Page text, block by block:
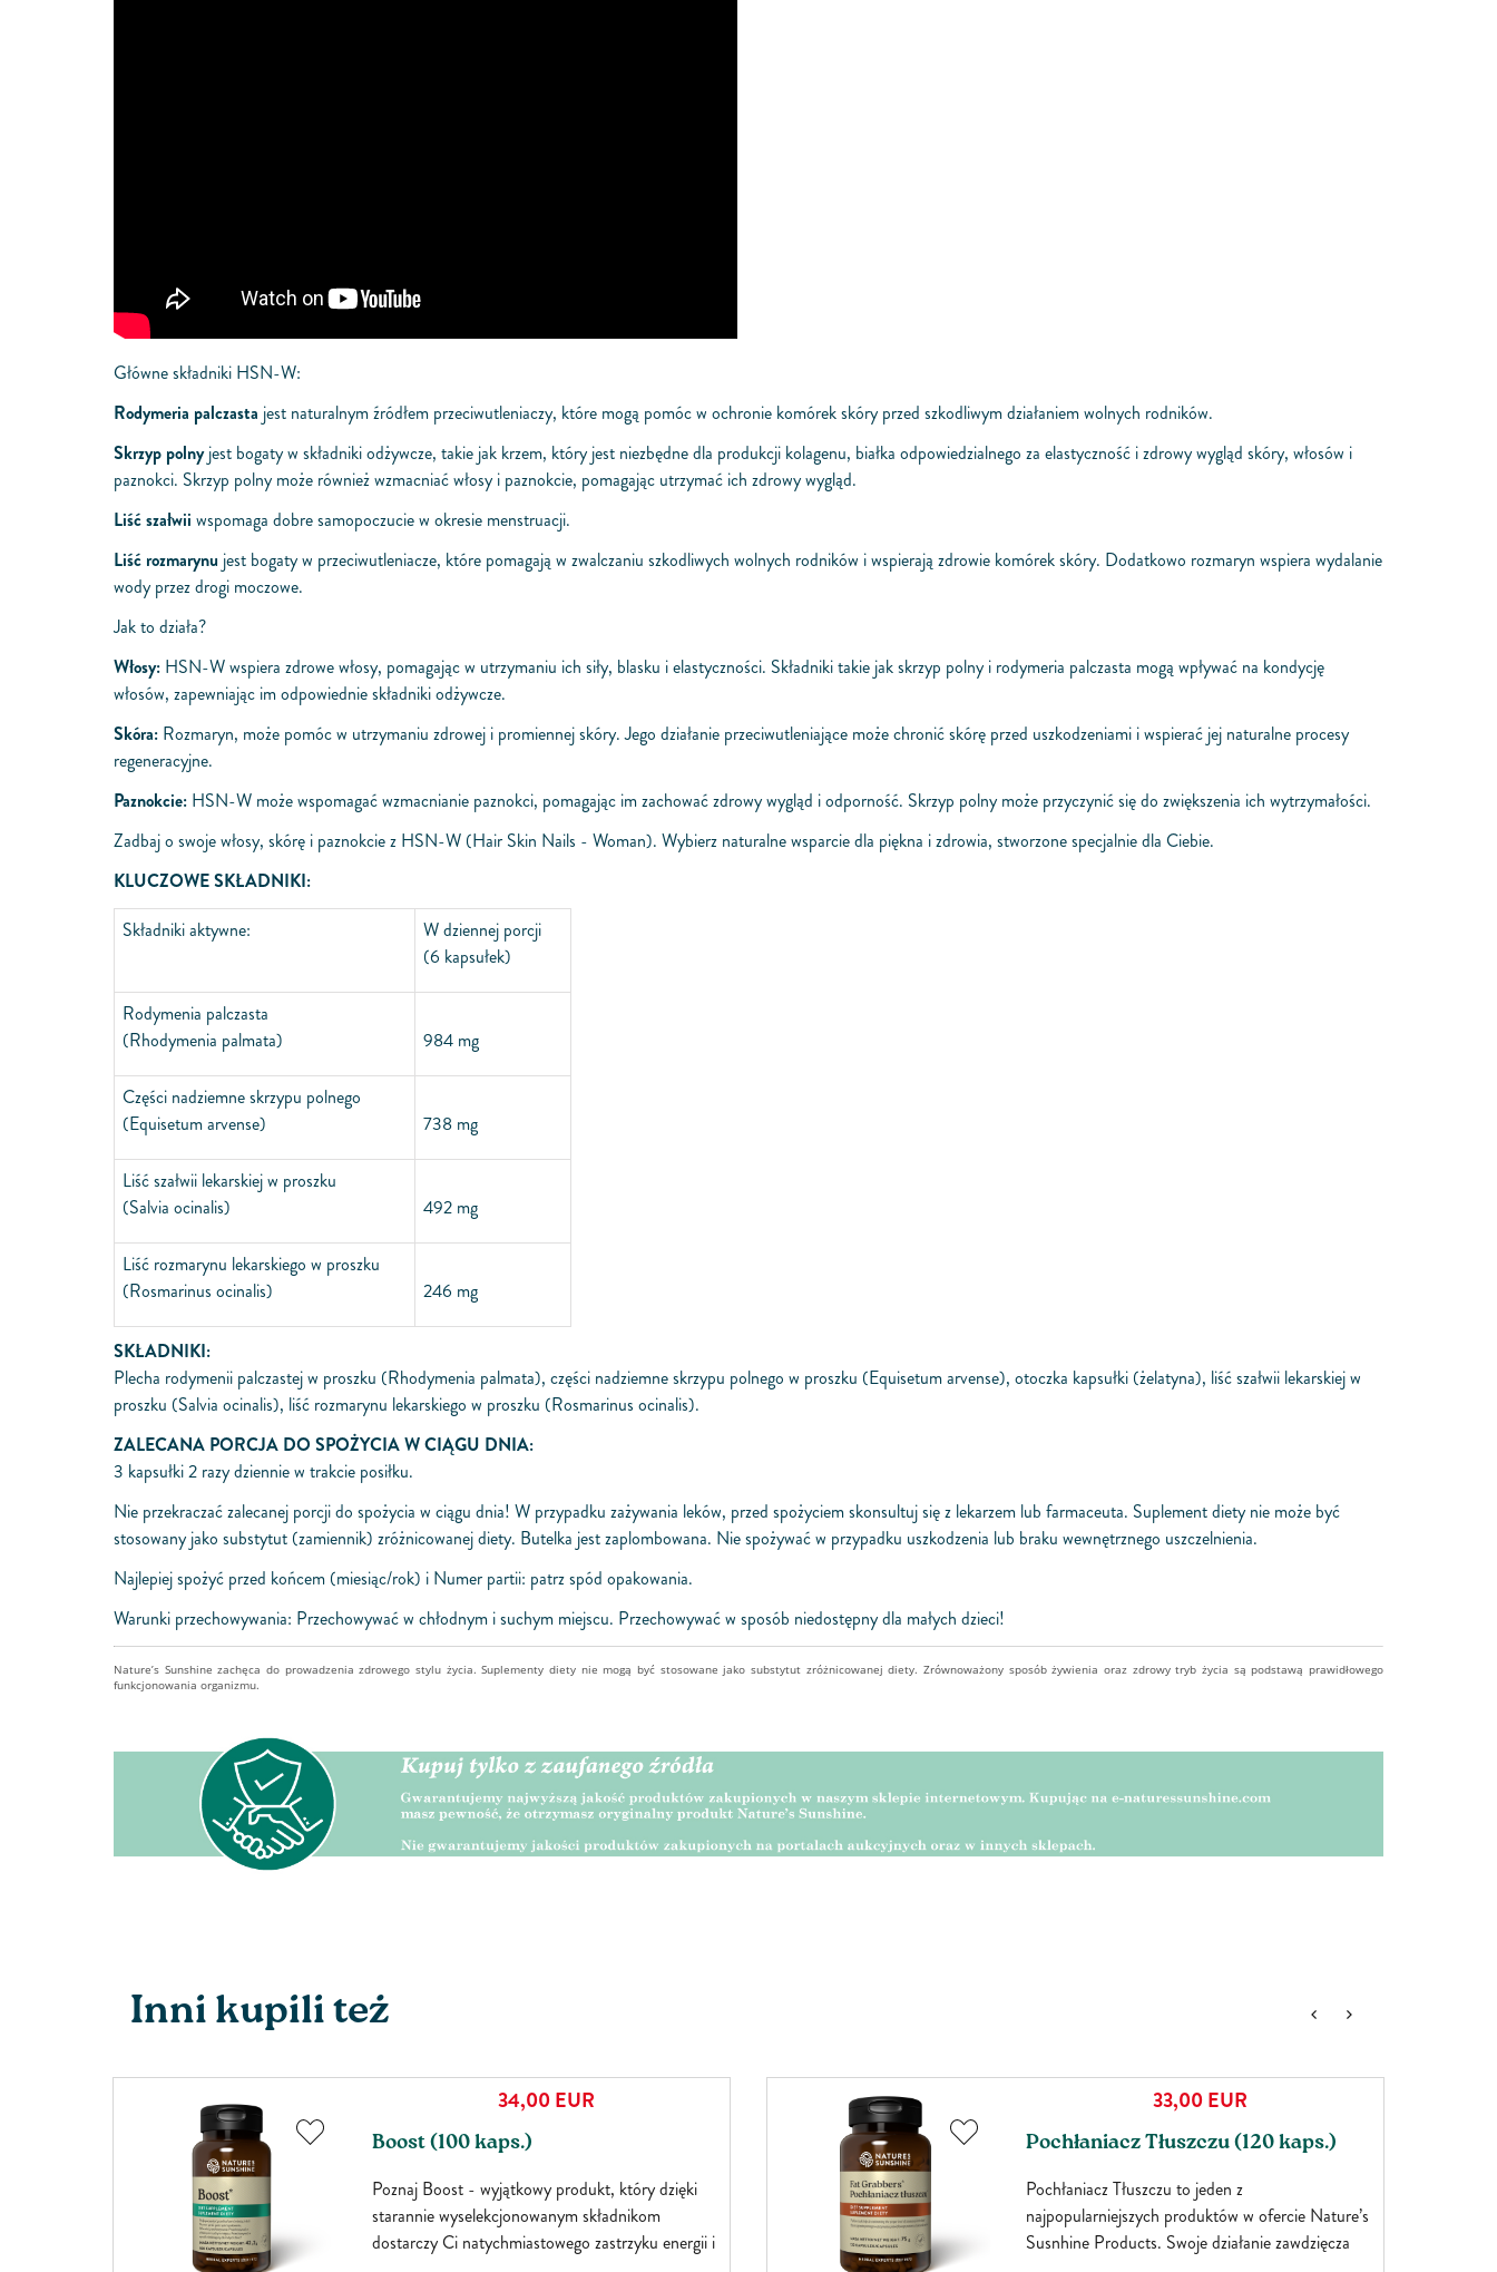
Główne składniki HSN-W:
Rodymeria palczasta jest naturalnym źródłem przeciwutleniaczy, które mogą pomóc w ochronie komórek skóry przed szkodliwym działaniem wolnych rodników.
Skrzyp polnyjest bogaty w składniki odżywcze, takie jak krzem, który jest niezbędne dla produkcji kolagenu, białka odpowiedzialnego za elastyczność i zdrowy wygląd skóry, włosów i
paznokci. Skrzyp polny może również wzmacniać włosy i paznokcie, pomagając utrzymać ich zdrowy wygląd.
Liść szałwii wspomaga dobre samopoczucie w okresie menstruacji.
Liść rozmarynu jest bogaty w przeciwutleniacze, które pomagają w zwalczaniu szkodliwych wolnych rodników i wspierają zdrowie komórek skóry. Dodatkowo rozmaryn wspiera wydalanie
wody przez drogi moczowe.
Jak to działa?
Włosy: HSN-W wspiera zdrowe włosy, pomagając w utrzymaniu ich siły, blasku i elastyczności. Składniki takie jak skrzyp polny i rodymeria palczasta mogą wpływać na kondycję
włosów, zapewniając im odpowiednie składniki odżywcze.
Skóra: Rozmaryn, może pomóc w utrzymaniu zdrowej i promiennej skóry. Jego działanie przeciwutleniające może chronić skórę przed uszkodzeniami i wspierać jej naturalne procesy
regeneracyjne.
Paznokcie: HSN-W może wspomagać wzmacnianie paznokci, pomagając im zachować zdrowy wygląd i odporność. Skrzyp polny może przyczynić się do zwiększenia ich wytrzymałości.
Zadbaj o swoje włosy, skórę i paznokcie z HSN-W (Hair Skin Nails - Woman). Wybierz naturalne wsparcie dla piękna i zdrowia, stworzone specjalnie dla Ciebie.
KLUCZOWE SKŁADNIKI:
Składniki aktywne:
W dziennej porcji
(6 kapsułek)
Rodymenia palczasta
(Rhodymenia palmata)
984 mg
Części nadziemne skrzypu polnego
(Equisetum arvense)
738 mg
Liść szałwii lekarskiej w proszku
(Salvia o­cinalis)
492 mg
Liść rozmarynu lekarskiego w proszku
(Rosmarinus o­cinalis) 246 mg
SKŁADNIKI:
Plecha rodymenii palczastej w proszku (Rhodymenia palmata), części nadziemne skrzypu polnego w proszku (Equisetum arvense), otoczka kapsułki (żelatyna), liść szałwii lekarskiej w
proszku (Salvia o­cinalis), liść rozmarynu lekarskiego w proszku (Rosmarinus o­cinalis).
ZALECANA PORCJA DO SPOŻYCIA W CIĄGU DNIA:
3 kapsułki 2 razy dziennie w trakcie posiłku.
Nie przekraczać zalecanej porcji do spożycia w ciągu dnia! W przypadku zażywania leków, przed spożyciem skonsultuj się z lekarzem lub farmaceuta. Suplement diety nie może być
stosowany jako substytut (zamiennik) zróżnicowanej diety. Butelka jest zaplombowana. Nie spożywać w przypadku uszkodzenia lub braku wewnętrznego uszczelnienia.
Najlepiej spożyć przed końcem (miesiąc/rok) i Numer partii: patrz spód opakowania.
Warunki przechowywania: Przechowywać w chłodnym i suchym miejscu. Przechowywać w sposób niedostępny dla małych dzieci!
Nature’s Sunshine zachęca do prowadzenia zdrowego stylu życia. Suplementy diety nie mogą być stosowane jako substytut zróżnicowanej diety. Zrównoważony sposób żywienia oraz zdrowy tryb życia są podstawą prawidłowego
funkcjonowania organizmu.
Inni kupili też
34,00EUR
Boost (100 kaps.)
Poznaj Boost - wyjątkowy produkt, który dzięki
starannie wyselekcjonowanym składnikom
dostarczy Ci natychmiastowego zastrzyku energii i
33,00EUR
Pochłaniacz Tłuszczu (120 kaps.)
Pochłaniacz Tłuszczu to jeden z
najpopularniejszych produktów w ofercie Nature’s
Susnhine Products. Swoje działanie zawdzięcza